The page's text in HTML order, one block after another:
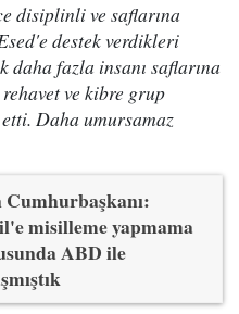
disiplinli ve saflarına
destek verdikleri
daha fazla insanı saflarına
ve kibre grup
Daha umursamaz
misilleme yapmama
ABD ile